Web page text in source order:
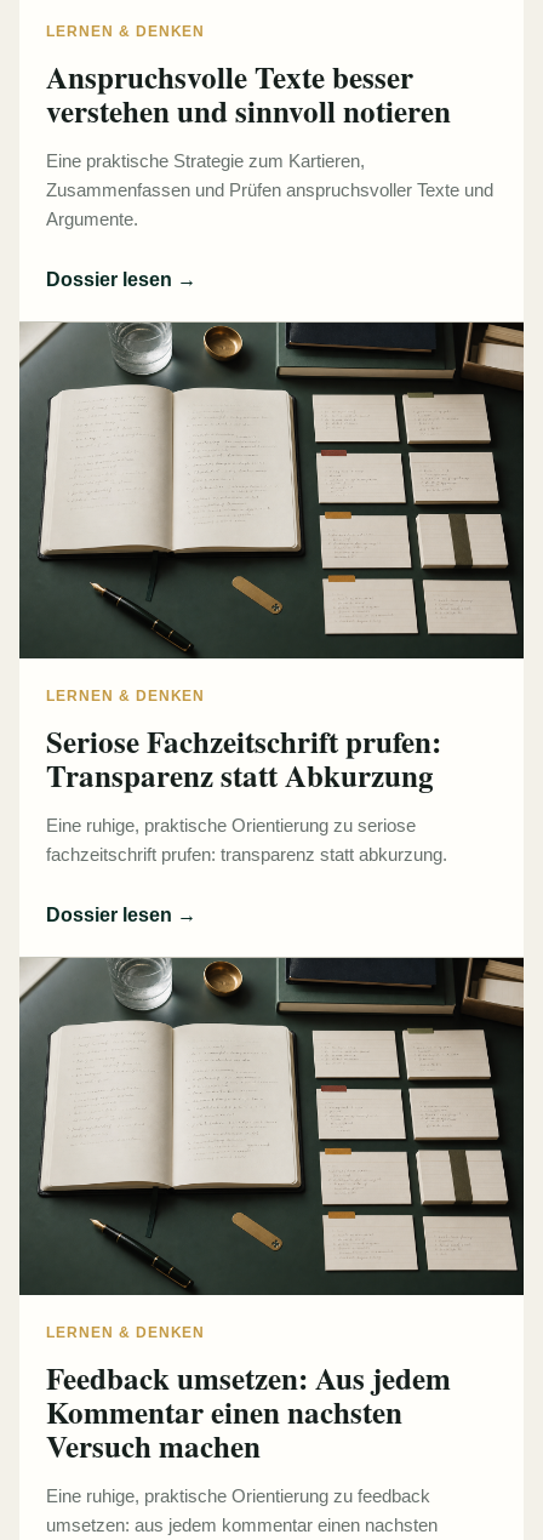
LERNEN & DENKEN
Anspruchsvolle Texte besser
verstehen und sinnvoll notieren
Eine praktische Strategie zum Kartieren,
Zusammenfassen und Prüfen anspruchsvoller Texte und
Argumente.
Dossier lesen →
LERNEN & DENKEN
Seriose Fachzeitschrift prufen:
Transparenz statt Abkurzung
Eine ruhige, praktische Orientierung zu seriose
fachzeitschrift prufen: transparenz statt abkurzung.
Dossier lesen →
LERNEN & DENKEN
Feedback umsetzen: Aus jedem
Kommentar einen nachsten
Versuch machen
Eine ruhige, praktische Orientierung zu feedback
umsetzen: aus jedem kommentar einen nachsten